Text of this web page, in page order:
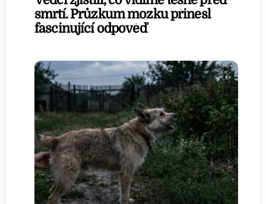
smrtí. Průzkum mozku přinesl
fascinující odpověď